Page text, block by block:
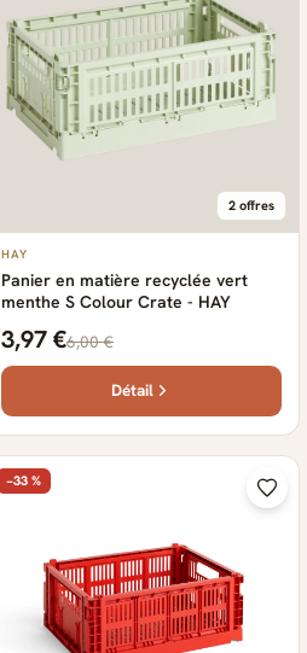
2 offres
HAY
Panier en matière recyclée vert
menthe S Colour Crate - HAY
3,97 €6,00 €
Détail
−33 %